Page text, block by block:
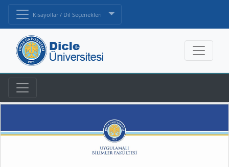
Kısayollar / Dil Seçenekleri